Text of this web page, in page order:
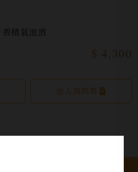
加入詢問單